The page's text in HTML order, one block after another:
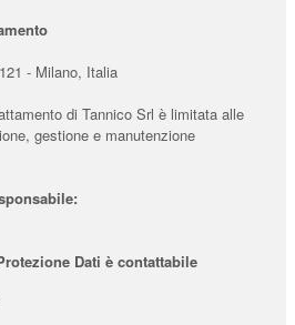
- Milano, Italia
di Tannico Srl è limitata alle
gestione e manutenzione
Dati è contattabile